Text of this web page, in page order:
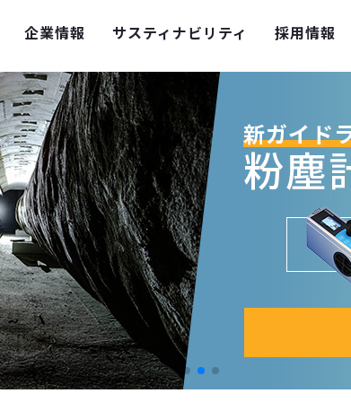
企業情報 サスティナビリティ 採用情報